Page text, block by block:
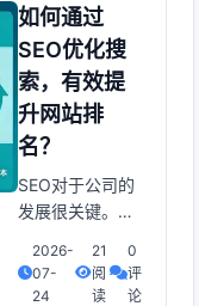
免费SEO苦苦耕
耘，还是掏出钱
包请专业团队“一
键加速”？这不仅
是预算的抉择，
更是一场关于耐
与短期、情怀与
现实的心理博
弈。一、免费
如何通过
SEO优化搜
索，有效提
升网站排
名？
SEO对于公司的
发展很关键。它
司提高品牌曝光
度和知名度，还
2026-
07-
24
21
阅
读
0
评
论